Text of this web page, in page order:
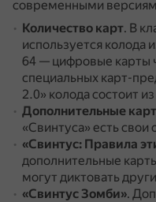
современными
Количество карт. В
используется колода
64 — цифровые карты
специальных карт-
2.0» колода состоит
Дополнительные
«Свинтуса» есть
«Свинтус: Правила
дополнительные
могут диктовать
«Свинтус Зомби».